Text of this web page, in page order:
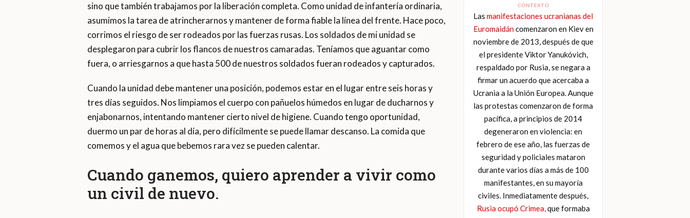
CONTEXTO
Lasmanifestaciones ucranianas del
Euromaidáncomenzaron en Kiev en
noviembre de 2013, después de que
el presidente Viktor Yanukóvich,
respaldado por Rusia, se negara a
firmar un acuerdo que acercaba a
Ucrania a la Unión Europea. Aunque
las protestas comenzaron de forma
pacífica, a principios de 2014
degeneraron en violencia: en
febrero de ese año, las fuerzas de
seguridad y policiales mataron
durante varios días a más de 100
manifestantes, en su mayoría
civiles. Inmediatamente después,
Rusia ocupó Crimea,que formaba
sino que también trabajamos por la liberación completa. Como unidad de infantería ordinaria,
asumimos la tarea de atrincherarnos y mantener de forma fiable la línea del frente. Hace poco,
corrimos el riesgo de ser rodeados por las fuerzas rusas. Los soldados de mi unidad se
desplegaron para cubrir los flancos de nuestros camaradas. Teníamos que aguantar como
fuera, o arriesgarnos a que hasta 500 de nuestros soldados fueran rodeados y capturados.
Cuando la unidad debe mantener una posición, podemos estar en el lugar entre seis horas y
tres días seguidos. Nos limpiamos el cuerpo con pañuelos húmedos en lugar de ducharnos y
enjabonarnos, intentando mantener cierto nivel de higiene. Cuando tengo oportunidad,
duermo un par de horas al día, pero difícilmente se puede llamar descanso. La comida que
comemos y el agua que bebemos rara vez se pueden calentar.
Cuando ganemos, quiero aprender a vivir como
un civil de nuevo.